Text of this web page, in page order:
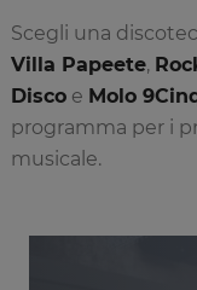
Scegli una
Villa Papeete,
Discoe Molo
programma per i
musicale.